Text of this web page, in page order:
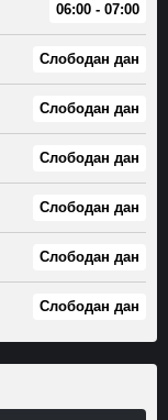
06:00 - 07:00
Слободан дан
Слободан дан
Слободан дан
Слободан дан
Слободан дан
Слободан дан